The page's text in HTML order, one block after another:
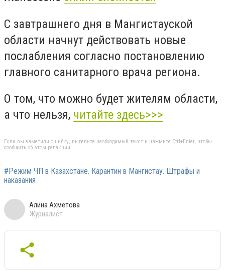
С завтрашнего дня в Мангистауской
области начнут действовать новые
послабления согласно постановлению
главного санитарного врача региона.
О том, что можно будет жителям области,
а что нельзя, читайте здесь>>>
Если вы заметили ошибку, выделите необходимый текст и нажмите Ctrl+Enter, чтобы
сообщить об этом редакции
#Режим ЧП в Казахстане. Карантин в Мангистау. Штрафы и
наказания
Алина Ахметова
Журналист